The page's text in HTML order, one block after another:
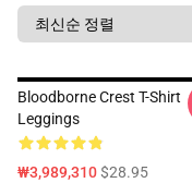
Bloodborne Crest T-Shirt
Leggings
₩3,989,310$28.95